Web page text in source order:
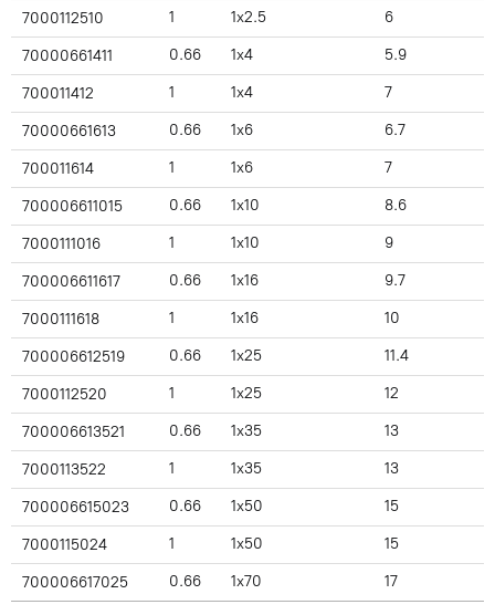
7000112510 1 1x2.5 6
70000661411 0.66 1x4 5.9
700011412 1 1x4 7
70000661613 0.66 1x6 6.7
700011614 1 1x6 7
700006611015 0.66 1x10 8.6
7000111016 1 1x10 9
700006611617 0.66 1x16 9.7
7000111618 1 1x16 10
700006612519 0.66 1x25 11.4
7000112520 1 1x25 12
700006613521 0.66 1x35 13
7000113522 1 1x35 13
700006615023 0.66 1x50 15
7000115024 1 1x50 15
700006617025 0.66 1x70 17